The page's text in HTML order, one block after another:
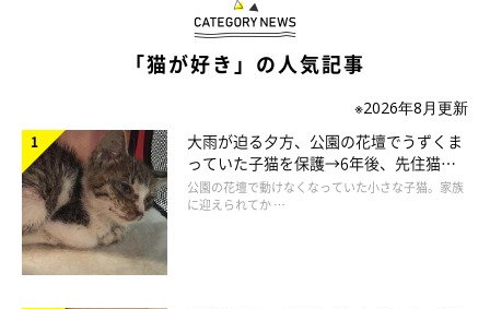
すると、前足を使って入り口を閉める、どらみちゃん。なんと…
器用すぎる。「か、帰るの！？（笑）」
るようなオチを見せてくれるのでした♪
「猫が好き」の人気記事
※2026年8月更新
大雨が迫る夕方、公園の花壇でうずくま
っていた子猫を保護→6年後、先住猫
と“姉妹”のような関係に
公園の花壇で動けなくなっていた小さな子猫。家族
に迎えられてか …